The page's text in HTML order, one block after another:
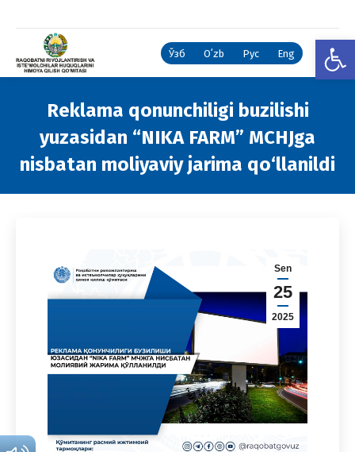
Ўзб Oʻzb Рус Eng
Reklama qonunchiligi buzilishi
yuzasidan “NIKA FARM” MCHJga
nisbatan moliyaviy jarima qo‘llanildi
Sen
25
2025